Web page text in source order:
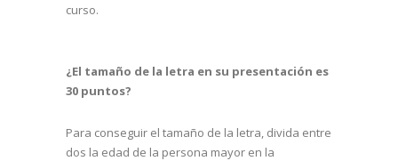
curso.
¿El tamaño de la letra en su presentación es
30 puntos?
Para conseguir el tamaño de la letra, divida entre
dos la edad de la persona mayor en la